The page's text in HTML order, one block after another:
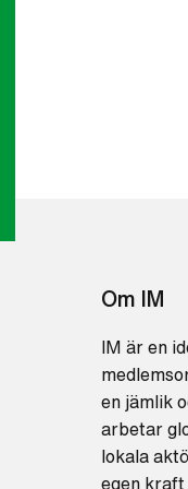
Om IM
IM är en
en jämlik
arbetar
lokala
egen kraft